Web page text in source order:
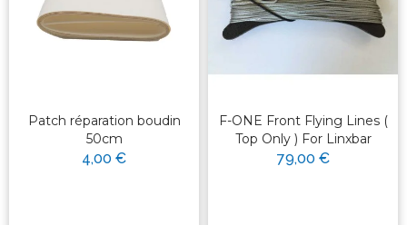
Patch réparation boudin
50cm
4,00 €
F-ONE Front Flying Lines (
Top Only ) For Linxbar
79,00 €